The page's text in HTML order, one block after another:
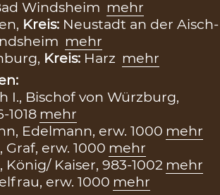
Windsheim mehr
Kreis: Neustadt an der Aisch-
mehr
Kreis: Harz mehr
I., Bischof von Würzburg,
1018 mehr
Edelmann, erw. 1000 mehr
Graf, erw. 1000 mehr
König/ Kaiser, 983-1002 mehr
erw. 1000 mehr